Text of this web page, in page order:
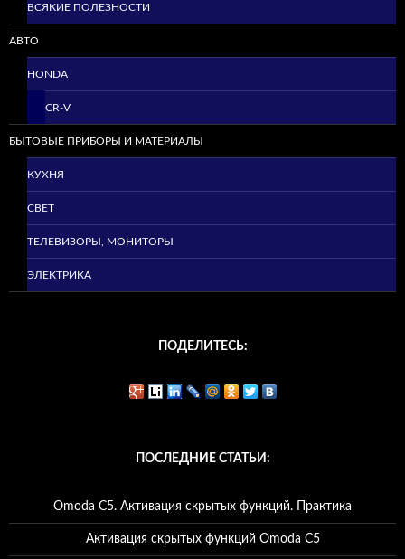
ВСЯКИЕ ПОЛЕЗНОСТИ
АВТО
HONDA
CR-V
БЫТОВЫЕ ПРИБОРЫ И МАТЕРИАЛЫ
КУХНЯ
СВЕТ
ТЕЛЕВИЗОРЫ, МОНИТОРЫ
ЭЛЕКТРИКА
ПОДЕЛИТЕСЬ:
ПОСЛЕДНИЕ СТАТЬИ:
Omoda C5. Активация скрытых функций. Практика
Активация скрытых функций Omoda C5